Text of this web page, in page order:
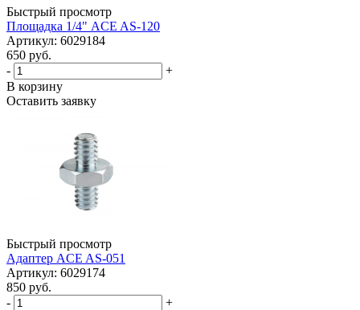
Быстрый просмотр
Площадка 1/4" ACE AS-120
Артикул: 6029184
650 руб.
-
+
В корзину
Оставить заявку
Быстрый просмотр
Адаптер ACE AS-051
Артикул: 6029174
850 руб.
-
+